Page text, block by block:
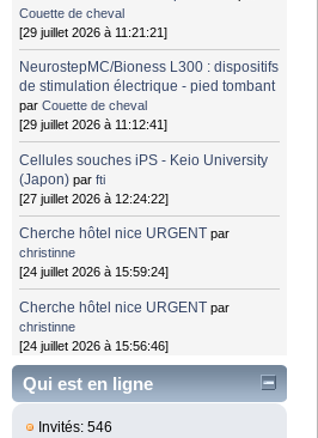
Couette de cheval
[29 juillet 2026 à 11:21:21]
NeurostepMC/Bioness L300 : dispositifs
de stimulation électrique - pied tombant
parCouette de cheval
[29 juillet 2026 à 11:12:41]
Cellules souches iPS - Keio University
(Japon) parfti
[27 juillet 2026 à 12:24:22]
Cherche hôtel nice URGENT par
christinne
[24 juillet 2026 à 15:59:24]
Cherche hôtel nice URGENT par
christinne
[24 juillet 2026 à 15:56:46]
Qui est en ligne
Invités: 546